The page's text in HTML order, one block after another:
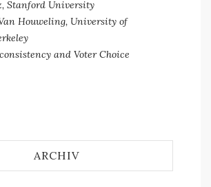
Stanford University
Houweling, University of
and Voter Choice
ARCHIV